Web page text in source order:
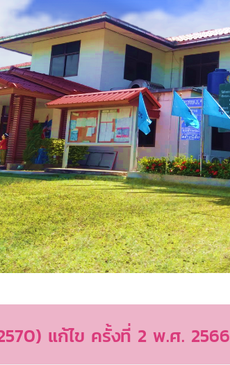
แก้ไข ครั้งที่ 2 พ.ศ. 2566